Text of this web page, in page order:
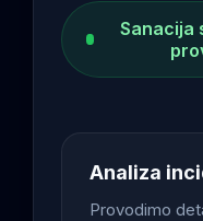
Sanacija
Analiza
Provodimo